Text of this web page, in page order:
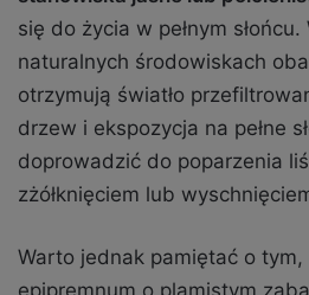
się do życia w pełnym słońcu.
naturalnych środowiskach
otrzymują światło
drzew i ekspozycja na pełne
doprowadzić do poparzenia
zżółknięciem lub
Warto jednak pamiętać o
epipremnum o plamistym